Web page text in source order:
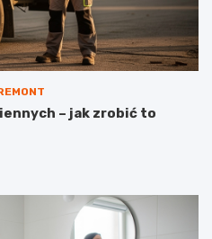
– jak zrobić to